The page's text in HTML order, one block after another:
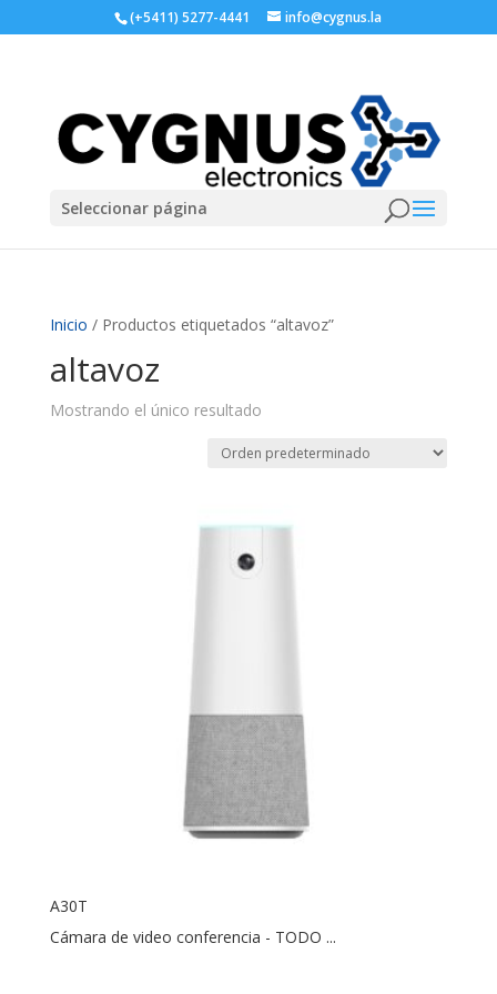
(+5411) 5277-4441 info@cygnus.la
Seleccionar página
Inicio / Productos etiquetados “altavoz”
altavoz
Mostrando el único resultado
A30T
Cámara de video conferencia - TODO ...